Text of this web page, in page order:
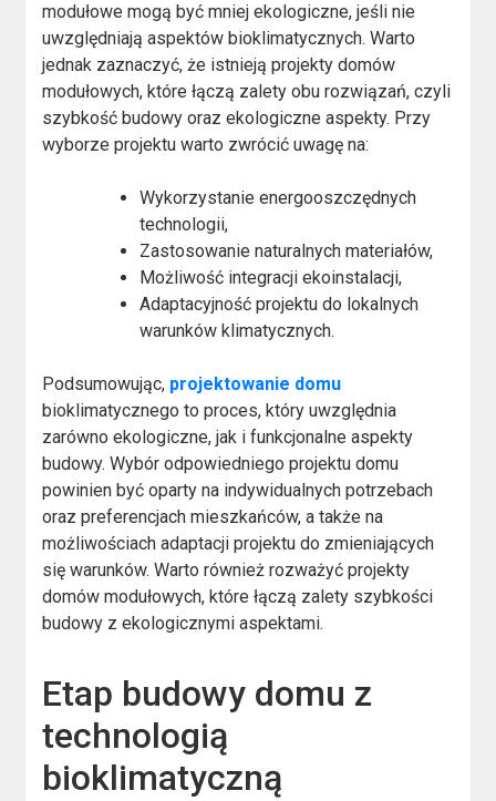
modułowe mogą być mniej ekologiczne, jeśli nie
uwzględniają aspektów bioklimatycznych. Warto
jednak zaznaczyć, że istnieją projekty domów
modułowych, które łączą zalety obu rozwiązań, czyli
szybkość budowy oraz ekologiczne aspekty. Przy
wyborze projektu warto zwrócić uwagę na:
Wykorzystanie energooszczędnych
technologii,
Zastosowanie naturalnych materiałów,
Możliwość integracji ekoinstalacji,
Adaptacyjność projektu do lokalnych
warunków klimatycznych.
Podsumowując, projektowanie domu
bioklimatycznego to proces, który uwzględnia
zarówno ekologiczne, jak i funkcjonalne aspekty
budowy. Wybór odpowiedniego projektu domu
powinien być oparty na indywidualnych potrzebach
oraz preferencjach mieszkańców, a także na
możliwościach adaptacji projektu do zmieniających
się warunków. Warto również rozważyć projekty
domów modułowych, które łączą zalety szybkości
budowy z ekologicznymi aspektami.
Etap budowy domu z
technologią
bioklimatyczną